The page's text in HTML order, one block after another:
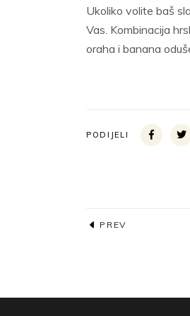
Ukoliko volite baš
Vas. Kombinacija
oraha i banana
PODIJELI
PREV